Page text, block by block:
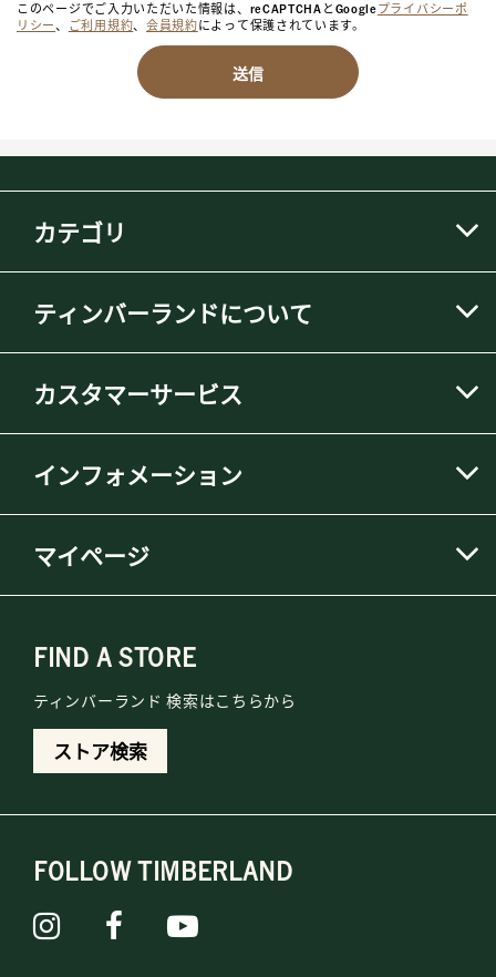
このページでご入力いただいた情報は、reCAPTCHAとGoogleプライバシーポ
リシー、 ご利用規約、 会員規約によって保護されています。
送信
カテゴリ
ティンバーランドについて
カスタマーサービス
インフォメーション
マイページ
FIND A STORE
ティンバーランド 検索はこちらから
ストア検索
FOLLOW TIMBERLAND